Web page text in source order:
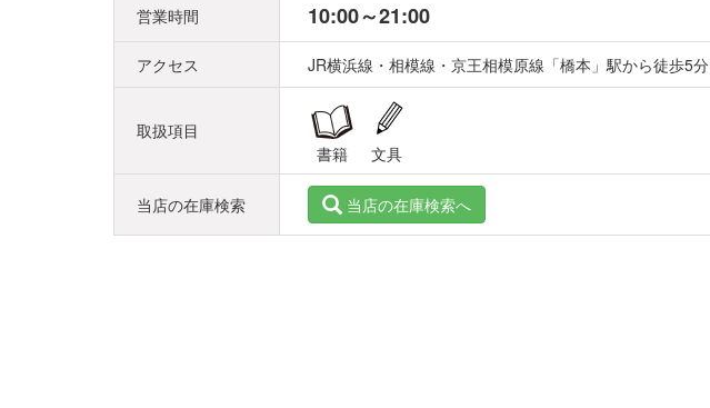
営業時間 10:00～21:00
アクセス JR横浜線・相模線・京王相模原線「橋本」駅から徒歩5分
取扱項目
書籍
文具
当店の在庫検索 当店の在庫検索へ